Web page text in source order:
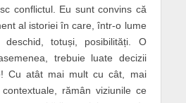
conflictul. Eu sunt convins că
al istoriei în care, într-o lume
deschid, totuși, posibilități. O
trebuie luate decizii
Cu atât mai mult cu cât, mai
rămân viziunile ce